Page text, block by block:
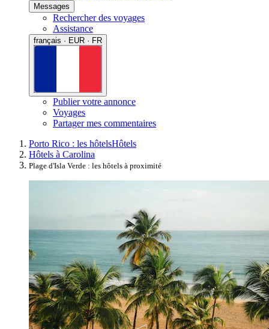
Messages
Rechercher des voyages
Assistance
français · EUR · FR
Publier votre annonce
Voyages
Partager mes commentaires
Porto Rico : les hôtelsHôtels
Hôtels à Carolina
Plage d'Isla Verde : les hôtels à proximité